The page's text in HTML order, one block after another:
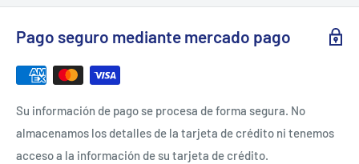
Pago seguro mediante mercado pago
Su información de pago se procesa de forma segura. No
almacenamos los detalles de la tarjeta de crédito ni tenemos
acceso a la información de su tarjeta de crédito.